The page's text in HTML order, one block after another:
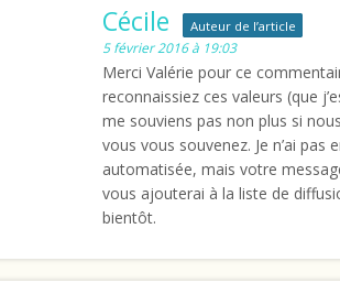
Cécile Auteur de l’article
5 février 2016 à 19:03
Merci Valérie pour ce
reconnaissiez ces valeurs (que
me souviens pas non plus si
vous vous souvenez. Je n’ai
automatisée, mais votre
vous ajouterai à la liste de
bientôt.